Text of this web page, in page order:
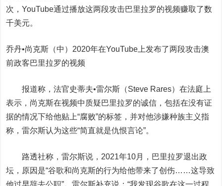
次，YouTube通过播放这两段攻击巴里拉罗的视频赚取了数
千美元。
乔丹•尚克斯（中）2020年在YouTube上发布了两段攻击澳
前政客巴里拉罗的视频
报道称，法官史蒂夫•雷尔斯（Steve Rares）在法庭上
表示，尚克斯在视频中质疑巴里拉罗的诚信，包括在没有证
据的情况下给他贴上“腐败”的标签，并对他涉嫌种族主义指
称，雷尔斯认为这些“简直就是仇恨言论”。
路透社称，雷尔斯说，2021年10月，巴里拉罗退出政
坛，原因是“谷歌和尚克斯的行为给他带来了创伤……这导致
他过早辞去公职”。雷尔斯补充说：“我发现谷歌在这一过程